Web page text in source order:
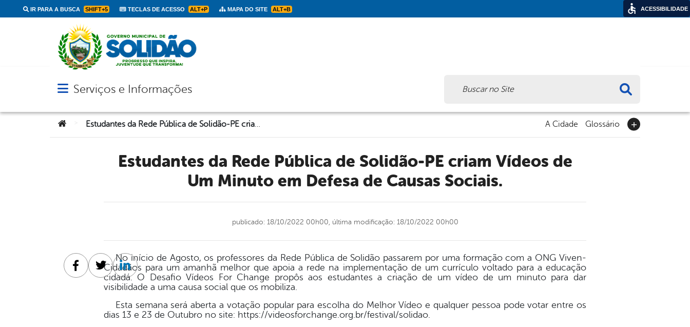
IR PARA A BUSCA SHIFT+5 TECLAS DE ACESSO ALT+P MAPA DO SITE ALT+B
Abrir menu principal de navegação
Serviços e Informações
Você está aqui: Estudantes da Rede Pública de Solidão-PE criam Vídeos de Um Minuto em Defesa de Causas Sociais. A Cidade Glossário
Estudantes da Rede Pública de Solidão-PE criam Vídeos de
Um Minuto em Defesa de Causas Sociais.
publicado: 18/10/2022 00h00, última modificação: 18/10/2022 00h00
No início de Agosto, os professores da Rede Pública de Solidão passarem por uma formação com a ONG Viven-
Cidadãos para um amanhã melhor que apoia a rede na implementação de um currículo voltado para a educação
cidadá. O Desafio Vídeos For Change propôs aos estudantes a criação de um vídeo de um minuto para dar
visibilidade a uma causa social que os mobiliza.
Esta semana será aberta a votação popular para escolha do Melhor Vídeo e qualquer pessoa pode votar entre os
dias 13 e 23 de Outubro no site: https://videosforchange.org.br/festival/solidao.
Facebook
TwitterLinkedin
ACESSIBILIDADE